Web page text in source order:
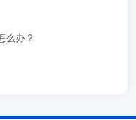
么办？